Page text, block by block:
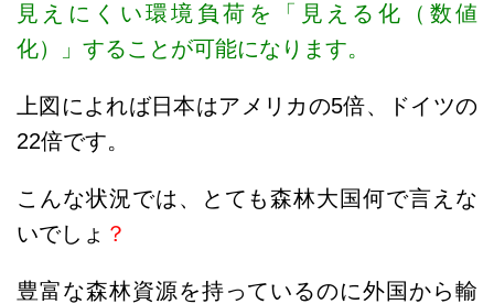
見えにくい環境負荷を「見える化（数値
化）」することが可能になります。
上図によれば日本はアメリカの5倍、ドイツの
22倍です。
こんな状況では、とても森林大国何で言えな
いでしょ ？
豊富な森林資源を持っているのに外国から輸